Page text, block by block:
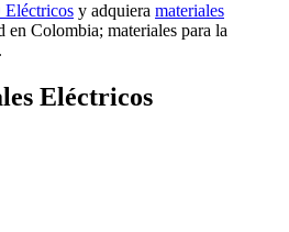
Eléctricos y adquiera materiales
en Colombia; materiales para la
Eléctricos